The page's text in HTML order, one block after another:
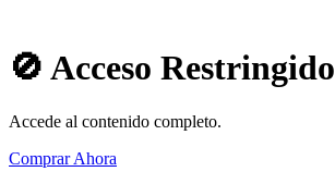
🚫 Acceso Restringido
Accede al contenido completo.
Comprar Ahora